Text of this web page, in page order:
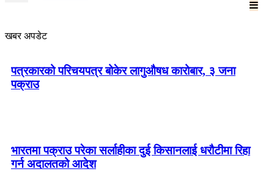
खबर अपडेट
पत्रकारको परिचयपत्र बोकेर लागुऔषध कारोबार, ३ जना
पक्राउ
भारतमा पक्राउ परेका सर्लाहीका दुई किसानलाई धरौटीमा रिहा
गर्न अदालतको आदेश